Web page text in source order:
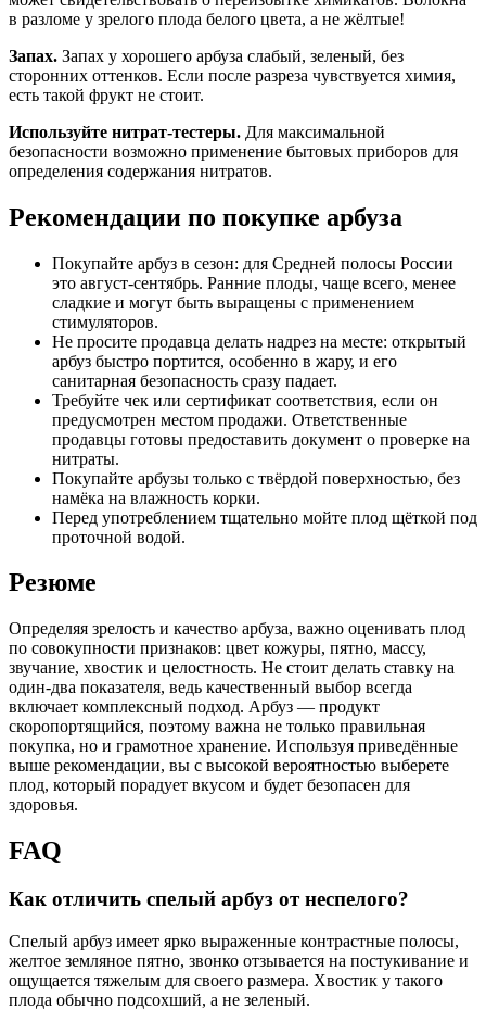
в разломе у зрелого плода белого цвета, а не жёлтые!
Запах. Запах у хорошего арбуза слабый, зеленый, без
сторонних оттенков. Если после разреза чувствуется химия,
есть такой фрукт не стоит.
Используйте нитрат-тестеры. Для максимальной
безопасности возможно применение бытовых приборов для
определения содержания нитратов.
Рекомендации по покупке арбуза
Покупайте арбуз в сезон: для Средней полосы России
это август-сентябрь. Ранние плоды, чаще всего, менее
сладкие и могут быть выращены с применением
стимуляторов.
Не просите продавца делать надрез на месте: открытый
арбуз быстро портится, особенно в жару, и его
санитарная безопасность сразу падает.
Требуйте чек или сертификат соответствия, если он
предусмотрен местом продажи. Ответственные
продавцы готовы предоставить документ о проверке на
нитраты.
Покупайте арбузы только с твёрдой поверхностью, без
намёка на влажность корки.
Перед употреблением тщательно мойте плод щёткой под
проточной водой.
Резюме
Определяя зрелость и качество арбуза, важно оценивать плод
по совокупности признаков: цвет кожуры, пятно, массу,
звучание, хвостик и целостность. Не стоит делать ставку на
один-два показателя, ведь качественный выбор всегда
включает комплексный подход. Арбуз — продукт
скоропортящийся, поэтому важна не только правильная
покупка, но и грамотное хранение. Используя приведённые
выше рекомендации, вы с высокой вероятностью выберете
плод, который порадует вкусом и будет безопасен для
здоровья.
FAQ
Как отличить спелый арбуз от неспелого?
Спелый арбуз имеет ярко выраженные контрастные полосы,
желтое земляное пятно, звонко отзывается на постукивание и
ощущается тяжелым для своего размера. Хвостик у такого
плода обычно подсохший, а не зеленый.